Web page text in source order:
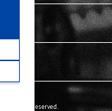
All Rights Reserved.